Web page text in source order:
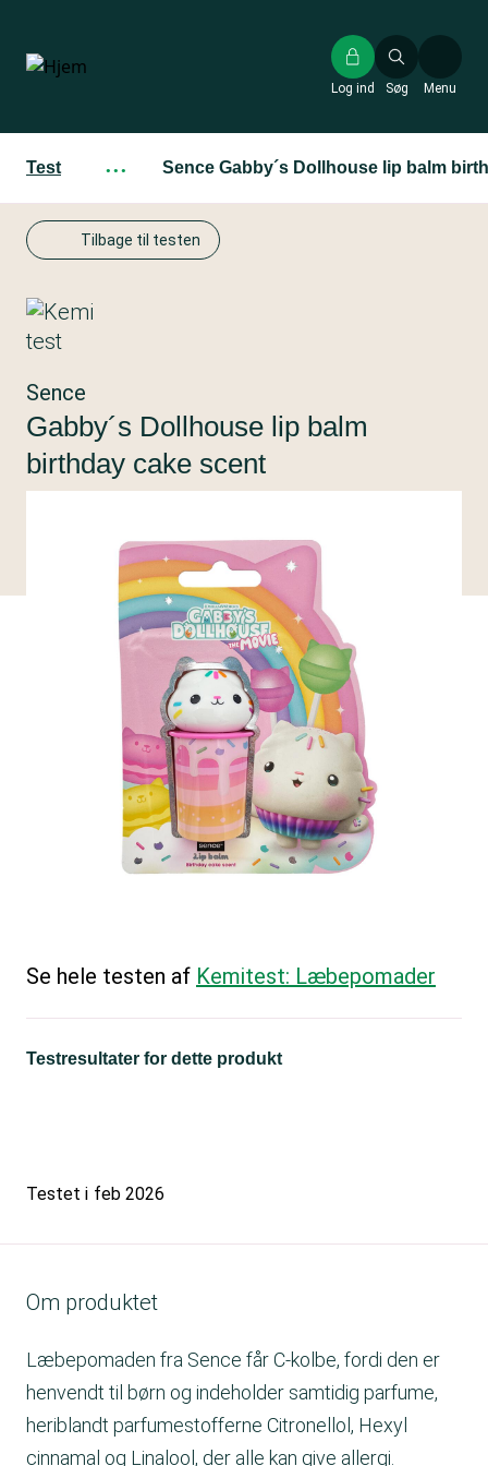
hovedindhold
Søg
Log ind Menu
Test ··· Sence Gabby´s Dollhouse lip balm
Tilbage til testen
Sence
Gabby´s Dollhouse lip balm
birthday cake scent
Se hele testen af Kemitest: Læbepomader
Testresultater for dette produkt
Testet i feb 2026
Om produktet
Læbepomaden fra Sence får C-kolbe, fordi den er
henvendt til børn og indeholder samtidig parfume,
heriblandt parfumestofferne Citronellol, Hexyl
cinnamal og Linalool, der alle kan give allergi.